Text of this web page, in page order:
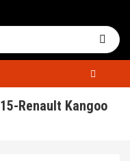
Renault Kangoo